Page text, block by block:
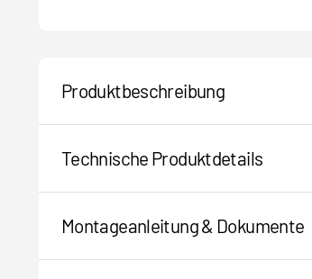
Produktbeschreibung
Technische Produktdetails
Montageanleitung & Dokumente